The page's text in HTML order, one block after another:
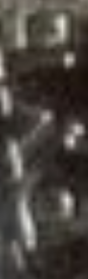
увеличение будет к тому
размеру, который
работающий пенсионер
ежемесячно получает.
Такой механизм расчета
обеспечивает
одинаковую прибавку
к пенсии и неработающим
пенсионерам,
и работающим.
— Алёна Юрьевна, можно
на конкретном примере
разъяснить этот
механизм индексации
для работающих
— Конечно. Например,
получает 19500 рублей
в месяц. А будь он
неработающим, получал
бы 36300 рублей.
Предполагаемый
коэффициент инфляции, а,
следовательно,
и индексации с 1 января
2025 года составит 7,3
процента. Расчёт
индексации производится